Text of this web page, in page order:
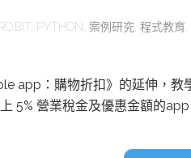
PYTHON 案例研究 程式教育
app：購物折扣》的延伸，教
5% 營業稅金及優惠金額的app